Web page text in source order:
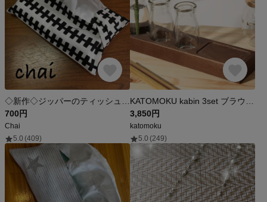
700円
Chai
5.0 (409)
3,850円
katomoku
5.0 (249)